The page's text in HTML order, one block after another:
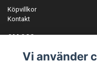
Köpvillkor
Kontakt
OM OSS
ANMÄL DIG TILL VÅRT
Vi använder